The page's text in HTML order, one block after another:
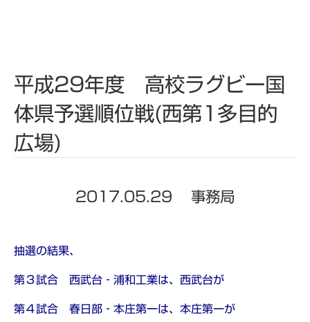
平成29年度 高校ラグビー国
体県予選順位戦(西第1多目的
広場)
2017.05.29 事務局
抽選の結果、
第３試合 西武台‐浦和工業は、西武台が
第４試合 春日部‐本庄第一は、本庄第一が